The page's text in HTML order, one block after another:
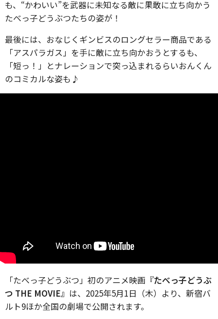
も、“かわいい”を武器に未知なる敵に果敢に立ち向かう
たべっ子どうぶつたちの姿が！
最後には、おなじくギンビスのロングセラー商品である
「アスパラガス」を手に敵に立ち向かおうとするも、
「短っ！」とナレーションで突っ込まれるらいおんくん
のコミカルな姿も♪
「たべっ子どうぶつ」初のアニメ映画 『たべっ子どうぶ
つ THE MOVIE』 は、2025年5月1日（木）より、新宿バ
ルト9ほか全国の劇場で公開されます。